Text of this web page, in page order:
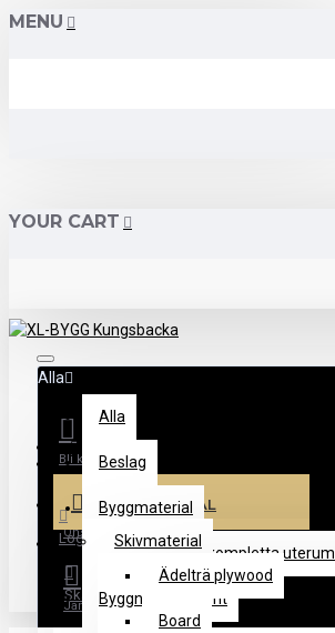
MENU
YOUR CART
Alla
Alla
Beslag
Byggmaterial
Byggnader och kompletta uterum
Byggnadselement
Bli kontokund
Önskelista
Jämför
BYGGMATERIAL
Skivmaterial
Ädelträ plywood
Board
Logga in
Skapa konto